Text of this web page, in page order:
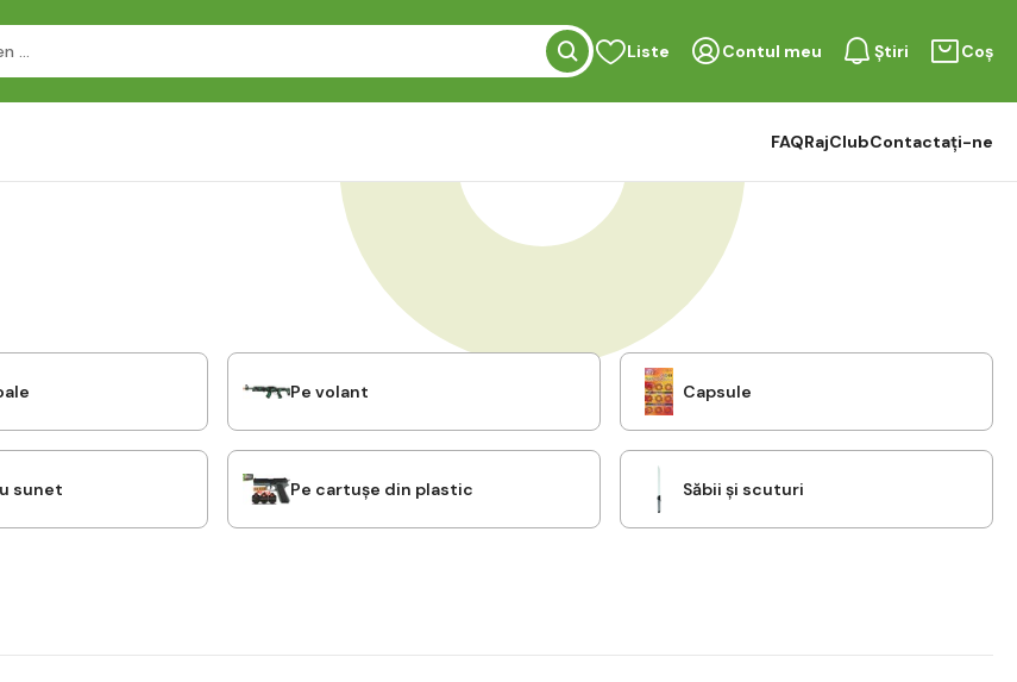
Liste Contul meu Știri Coș
FAQRajClubContactați-ne
Pe volant Capsule
sunet Pe cartușe din plastic Săbii și scuturi